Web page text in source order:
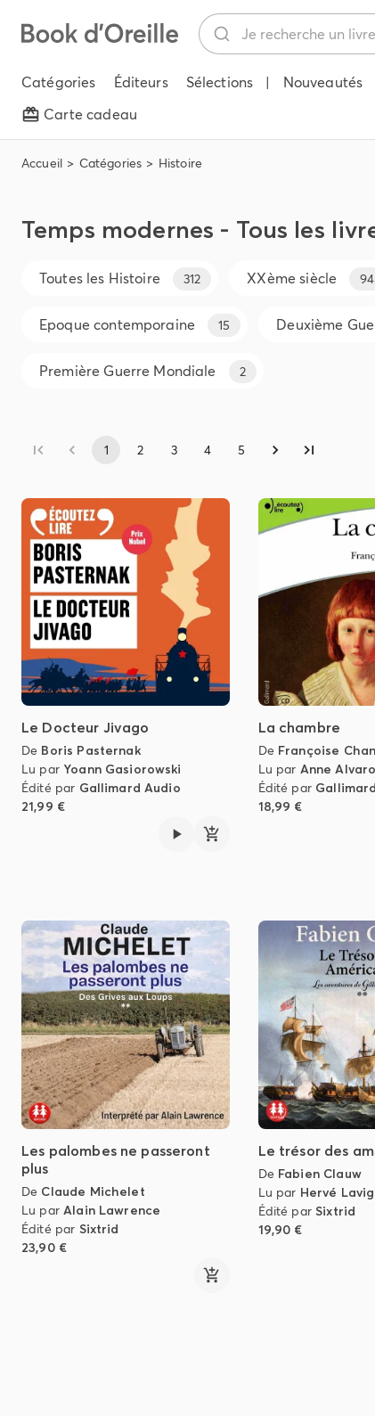
Catégories Éditeurs Sélections | Nouveautés
Carte cadeau
Accueil Catégories Histoire
Temps modernes - Tous les
Toutes les Histoire 312 XXème siècle 94
Epoque contemporaine 15 Deuxième
Première Guerre Mondiale 2
1 2 3 4 5
Le Docteur Jivago
De Boris Pasternak
Lu par Yoann Gasiorowski
Édité par Gallimard Audio
21,99 €
La chambre
De Françoise
Lu par Anne Alvaro
Édité par
18,99 €
Les palombes ne passeront
plus
De Claude Michelet
Lu parAlain Lawrence
Édité par Sixtrid
23,90 €
Le trésor des
De Fabien Clauw
Lu par Hervé
Édité par Sixtrid
19,90 €